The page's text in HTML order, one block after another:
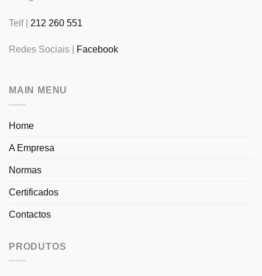
Telf | 212 260 551
Redes Sociais | Facebook
MAIN MENU
Home
A Empresa
Normas
Certificados
Contactos
PRODUTOS